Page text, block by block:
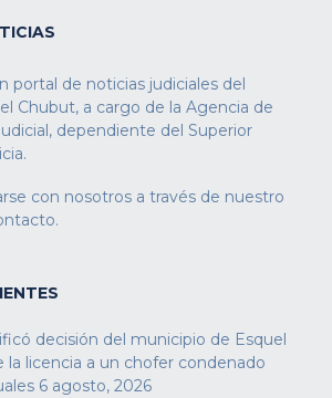
portal de noticias judiciales del
Chubut, a cargo de la Agencia de
dependiente del Superior
con nosotros a través de nuestro
.
decisión del municipio de Esquel
la licencia a un chofer condenado
6 agosto, 2026